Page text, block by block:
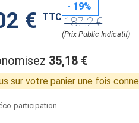
€ TTC
- 19%
187.2 €
(Prix Public Indicatif)
35,18 €
sur votre panier une fois
participation